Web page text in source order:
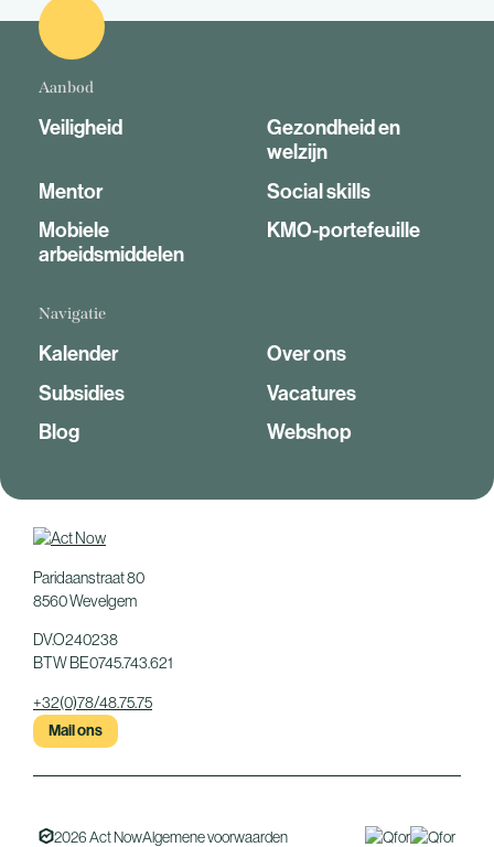
Aanbod
Veiligheid
Gezondheid en
welzijn
Mentor
Social skills
Mobiele
arbeidsmiddelen
KMO-portefeuille
Navigatie
Kalender
Over ons
Subsidies
Vacatures
Blog
Webshop
Paridaanstraat 80
8560 Wevelgem
DV.O240238
BTW BE0745.743.621
+32(0)78/48.75.75
Mail ons
2026 Act NowAlgemene voorwaarden